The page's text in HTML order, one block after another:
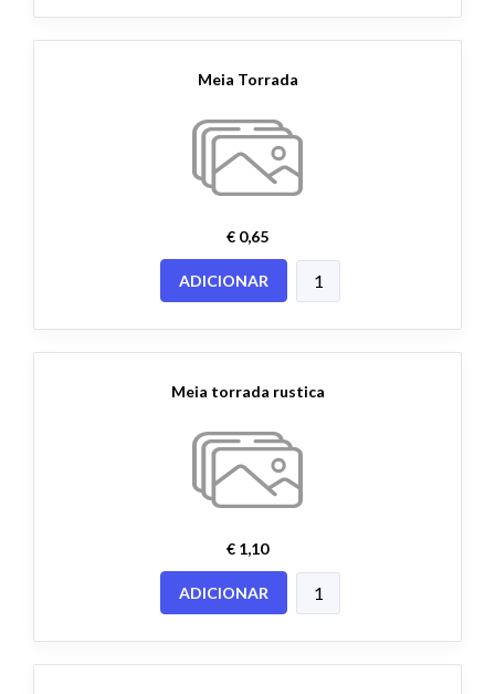
Meia Torrada
€ 0,65
ADICIONAR
Meia torrada rustica
€ 1,10
ADICIONAR